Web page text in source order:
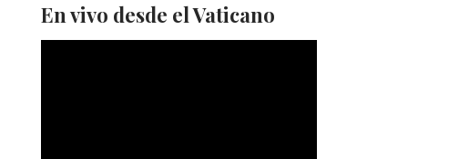
En vivo desde el Vaticano